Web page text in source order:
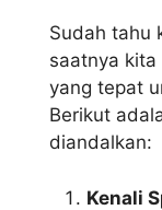
Sudah tahu
saatnya
yang tepat
Berikut
diandalkan:
Kenali